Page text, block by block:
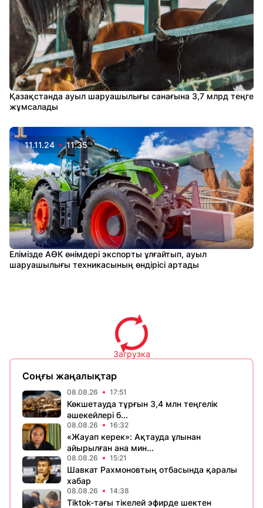
Қазақстанда ауыл шаруашылығы санағына 3,7 млрд теңге
жұмсалады
11.11.24 11:35
Елімізде АӨК өнімдері экспорты ұлғайтып, ауыл
шаруашылығы техникасының өндірісі артады
Загрузка
Соңғы жаңалықтар
08.08.26 17:51
Көкшетауда тұрғын 3,4 млн теңгелік
әшекейлері б...
08.08.26 16:32
«Жауап керек»: Ақтауда ұлынан
айырылған ана мин...
08.08.26 15:21
Шавкат Рахмоновтың отбасында қаралы
хабар
08.08.26 14:38
Tiktok-тағы тікелей эфирде шектен